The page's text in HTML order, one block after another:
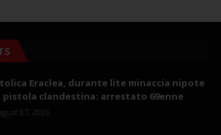
Eraclea, durante lite minaccia nipote
pistola clandestina: arrestato 69enne
07, 2026